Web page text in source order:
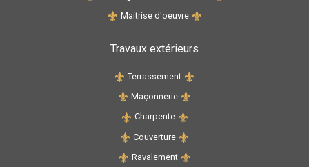
Maitrise d'oeuvre
Travaux extérieurs
Terrassement
Maçonnerie
Charpente
Couverture
Ravalement